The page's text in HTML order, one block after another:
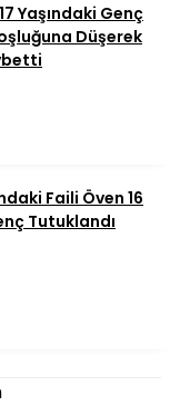
Yaşındaki Genç
Düşerek
Faili Öven 16
Tutuklandı